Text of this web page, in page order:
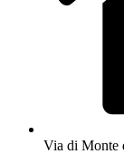
Via di Monte